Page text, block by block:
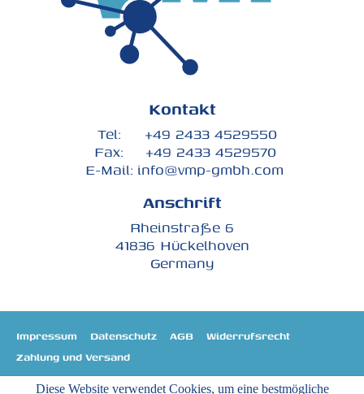
Kontakt
Tel:
+49 2433 4529550
Fax:
+49 2433 4529570
E-Mail: info@vmp-gmbh.com
Anschrift
Rheinstraße 6
41836 Hückelhoven
Germany
Impressum Datenschutz AGB
Widerrufsrecht
Zahlung und Versand
Diese Website verwendet Cookies, um eine bestmögliche